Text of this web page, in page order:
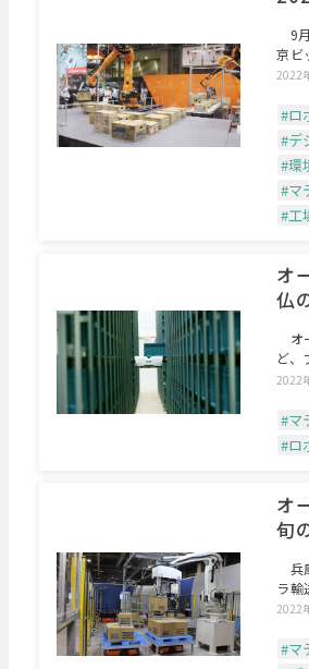
9
京ビ
6万
2022
#ロ
#デ
#環
#マ
#工
オ
仏
オ
ど、
ボッ
2022
#マ
#ロ
オ
旬
兵
ラ輸
たな
2022
#マ